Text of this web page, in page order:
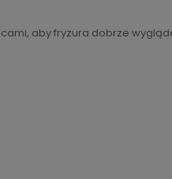
aby fryzura dobrze